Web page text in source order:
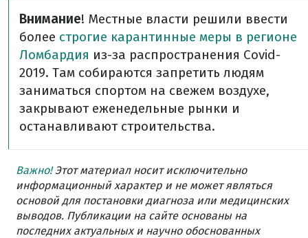
Внимание! Местные власти решили ввести
более строгие карантинные меры в регионе
Ломбардия из-за распространения Covid-
2019. Там собираются запретить людям
заниматься спортом на свежем воздухе,
закрывают еженедельные рынки и
останавливают строительства.
Важно!Этот материал носит исключительно
информационный характер и не может являться
основой для постановки диагноза или медицинских
выводов. Публикации на сайте основаны на
последних актуальных и научно обоснованных